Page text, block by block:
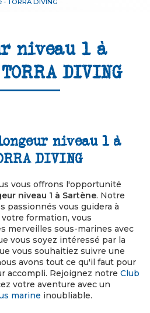
niveau 1 à
DIVING
niveau 1 à
DIVING
vous offrons l'opportunité
niveau 1 à Sartène. Notre
passionnés vous guidera à
formation, vous
merveilles sous-marines avec
vous soyez intéressé par la
vous souhaitiez suivre une
avons tout ce qu'il faut pour
accompli. Rejoignez notre Club
votre aventure avec un
marine inoubliable.